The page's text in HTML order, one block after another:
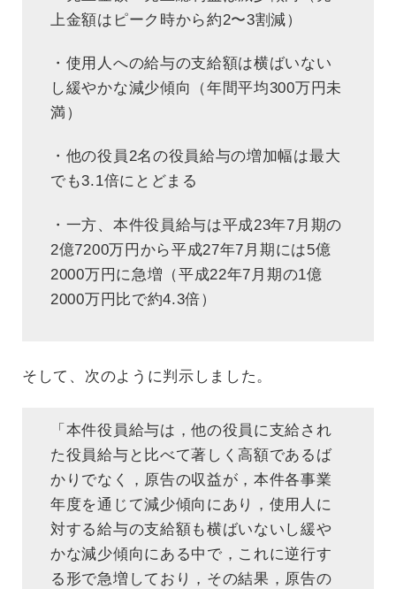
上金額はピーク時から約2〜3割減）
・使用人への給与の支給額は横ばいない
し緩やかな減少傾向（年間平均300万円未
満）
・他の役員2名の役員給与の増加幅は最大
でも3.1倍にとどまる
・一方、本件役員給与は平成23年7月期の
2億7200万円から平成27年7月期には5億
2000万円に急増（平成22年7月期の1億
2000万円比で約4.3倍）
そして、次のように判示しました。
「本件役員給与は，他の役員に支給され
た役員給与と比べて著しく高額であるば
かりでなく，原告の収益が，本件各事業
年度を通じて減少傾向にあり，使用人に
対する給与の支給額も横ばいないし緩や
かな減少傾向にある中で，これに逆行す
る形で急増しており，その結果，原告の